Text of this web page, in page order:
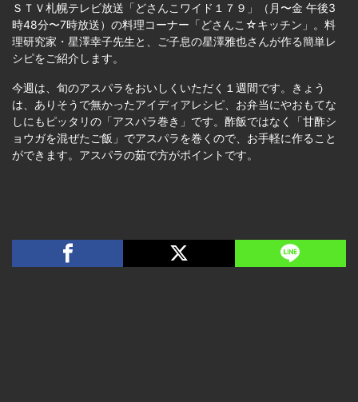
ＳＴＶ札幌テレビ放送「どさんこワイド１７９」（月〜金 午後3
時48分〜7時放送）の料理コーナー「どさんこ☆キッチン」。料
理研究家・星澤幸子先生と、ご子息の星澤雅也さんが作る簡単レ
シピをご紹介します。
今週は、旬のアスパラをおいしくいただく１週間です。きょう
は、ありそうで無かったアイディアレシピ、お弁当にやおもてな
しにもピッタリの「アスパラ巻き」です。酢飯ではなく「甘酢シ
ョウガを混ぜたご飯」でアスパラを巻くので、お手軽に作ること
ができます。アスパラの茹で方がポイントです。